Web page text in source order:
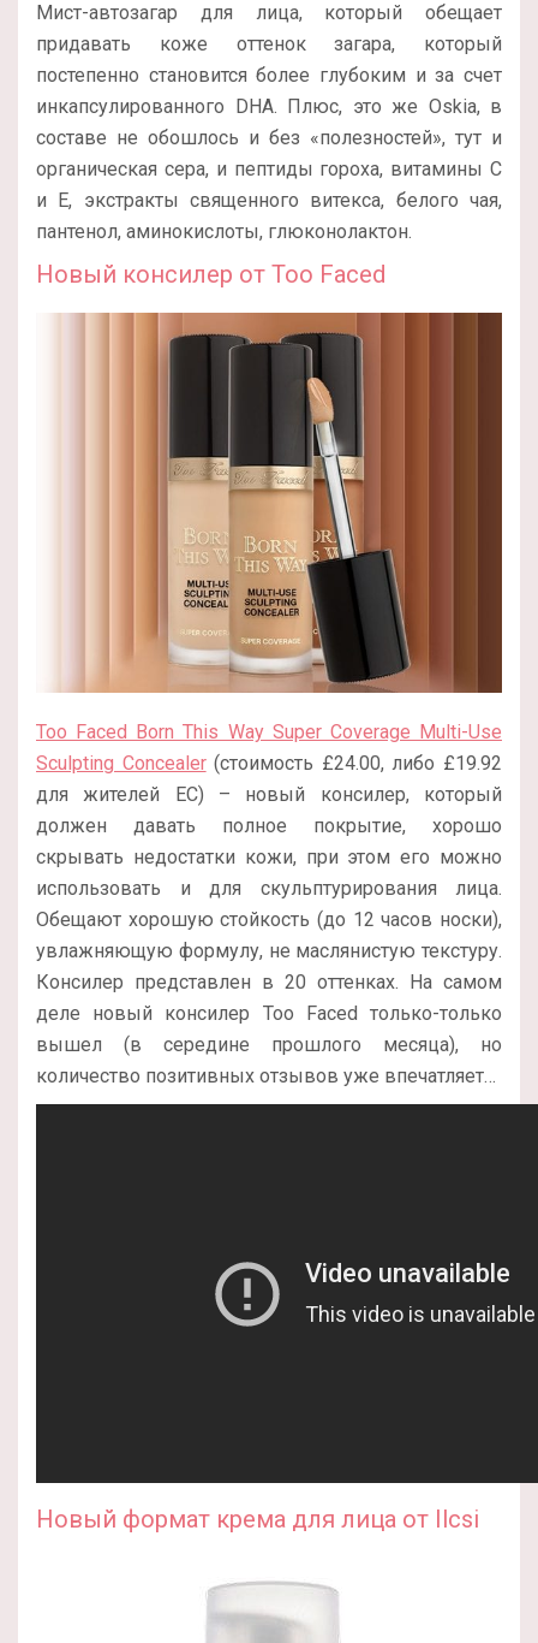
Мист-автозагар для лица, который обещает
придавать коже оттенок загара, который
постепенно становится более глубоким и за счет
инкапсулированного DHA. Плюс, это же Oskia, в
составе не обошлось и без «полезностей», тут и
органическая сера, и пептиды гороха, витамины С
и Е, экстракты священного витекса, белого чая,
пантенол, аминокислоты, глюконолактон.
Новый консилер от Too Faced
Too Faced Born This Way Super Coverage Multi-Use
Sculpting Concealer(стоимость £24.00, либо £19.92
для жителей ЕС) – новый консилер, который
должен давать полное покрытие, хорошо
скрывать недостатки кожи, при этом его можно
использовать и для скульптурирования лица.
Обещают хорошую стойкость (до 12 часов носки),
увлажняющую формулу, не маслянистую текстуру.
Консилер представлен в 20 оттенках. На самом
деле новый консилер Too Faced только-только
вышел (в середине прошлого месяца), но
количество позитивных отзывов уже впечатляет…
Новый формат крема для лица от Ilcsi